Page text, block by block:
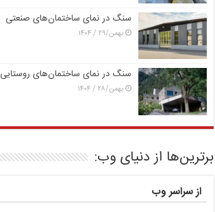
سنگ در نمای ساختمان‌های صنعتی
بهمن/۲۹ / ۱۴۰۴
سنگ در نمای ساختمان‌های روستایی
بهمن/۲۸ / ۱۴۰۴
برترین‌ها از دنیای وب:
از سراسر وب